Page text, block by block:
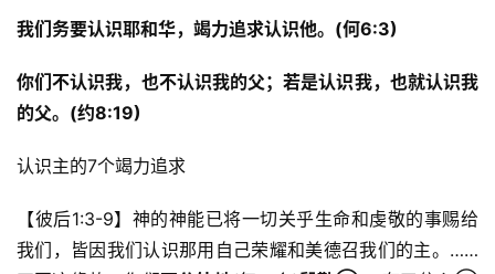
我们务要认识耶和华，竭力追求认识他。 (何6:3)
你们不认识我，也不认识我的父；若是认识我，也就认识我
的父。(约8:19)
认识主的7个竭力追求
【彼后1:3-9】神的神能已将一切关乎生命和虔敬的事赐给
我们，皆因我们认识那用自己荣耀和美德召我们的主。……